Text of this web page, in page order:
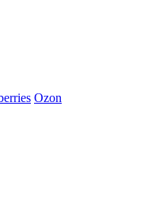
Ozon